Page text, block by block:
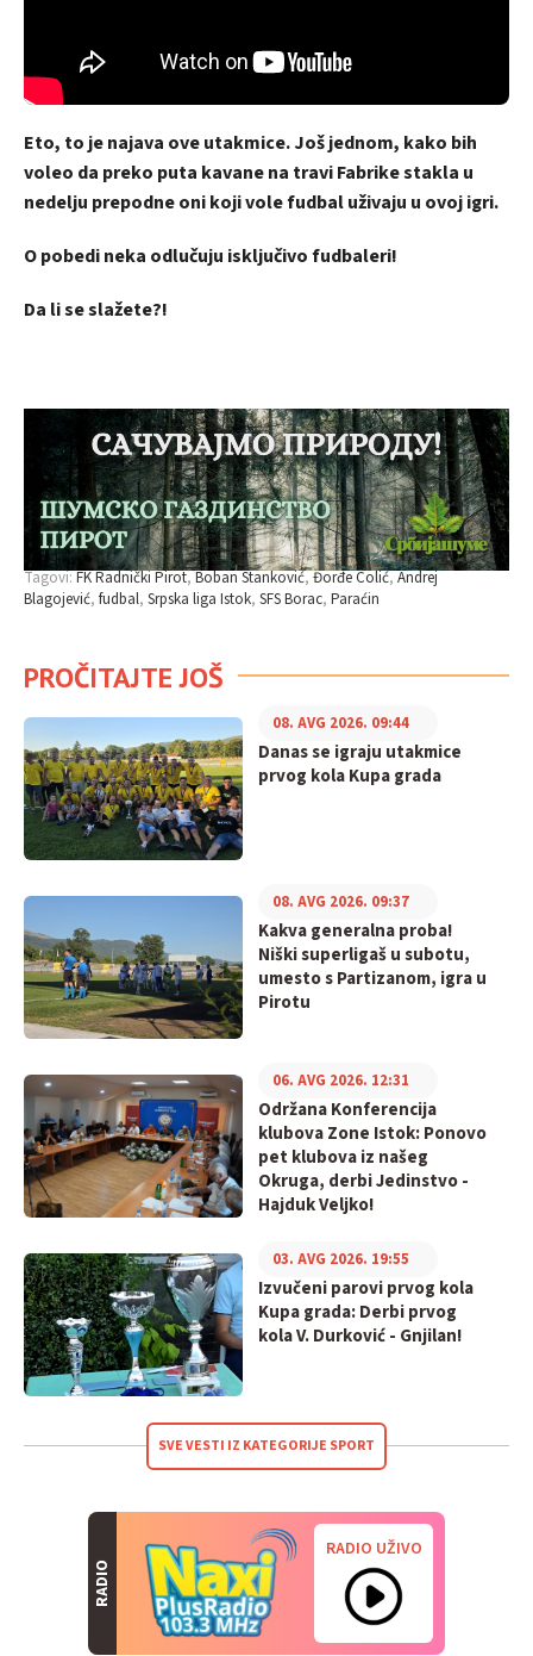
Eto, to je najava ove utakmice. Još jednom, kako bih
voleo da preko puta kavane na travi Fabrike stakla u
nedelju prepodne oni koji vole fudbal uživaju u ovoj igri.
O pobedi neka odlučuju isključivo fudbaleri!
Da li se slažete?!
Tagovi:FK Radnički Pirot Boban Stanković Đorđe Colić Andrej
Blagojević fudbal Srpska liga Istok SFS Borac Paraćin
PROČITAJTE JOŠ
Danas se igraju utakmice
prvog kola Kupa grada
08. AVG 2026. 09:44
Kakva generalna proba!
Niški superligaš u subotu,
umesto s Partizanom, igra u
Pirotu
08. AVG 2026. 09:37
Održana Konferencija
klubova Zone Istok: Ponovo
pet klubova iz našeg
Okruga, derbi Jedinstvo -
Hajduk Veljko!
06. AVG 2026. 12:31
Izvučeni parovi prvog kola
Kupa grada: Derbi prvog
kola V. Durković - Gnjilan!
03. AVG 2026. 19:55
SVE VESTI IZ KATEGORIJE SPORT
RADIO
RADIO UŽIVO